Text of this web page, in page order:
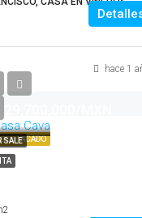
hace 1
DESTACADO
SALE